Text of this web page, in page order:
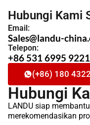
Hubungi Kami
Email:
Sales@landu-
Telepon:
+86 531 6995 9221
(+86) 180
Hubungi
LANDU siap
merekomendasikan